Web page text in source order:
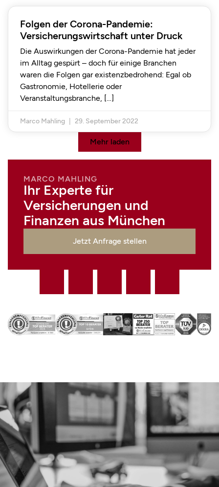
Folgen der Corona-Pandemie:
Versicherungswirtschaft unter Druck
Die Auswirkungen der Corona-Pandemie hat jeder
im Alltag gespürt – doch für einige Branchen
waren die Folgen gar existenzbedrohend: Egal ob
Gastronomie, Hotellerie oder
Veranstaltungsbranche,
Marco Mahling 29. September 2022
Mehr laden
MARCO MAHLING
Ihr Experte für
Versicherungen und
Finanzen aus München
Jetzt Anfrage stellen